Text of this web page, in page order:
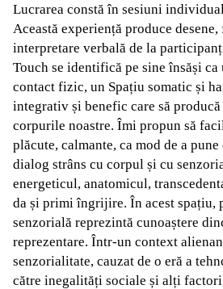
Lucrarea constă în sesiuni
Această experiență produce desene,
interpretare verbală de la
Touch se identifică pe sine însăși ca
contact fizic, un Spațiu somatic și
integrativ și benefic care să
corpurile noastre. Îmi propun să
plăcute, calmante, ca mod de a
dialog strâns cu corpul și cu
energeticul, anatomicul,
da și primi îngrijire. În acest spațiu,
senzorială reprezintă cunoaștere
reprezentare. Într-un context
senzorialitate, cauzat de o eră a
către inegalități sociale și alți